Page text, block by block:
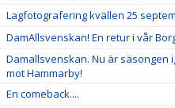
Lagfotografering kvällen 25
DamAllsvenskan! En retur i vår
Damallsvenskan. Nu är säsongen
mot Hammarby!
En comeback....